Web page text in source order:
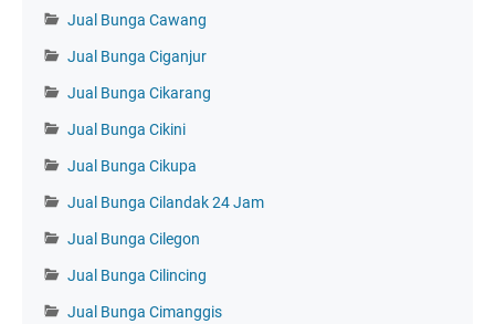
Jual Bunga Cawang
Jual Bunga Ciganjur
Jual Bunga Cikarang
Jual Bunga Cikini
Jual Bunga Cikupa
Jual Bunga Cilandak 24 Jam
Jual Bunga Cilegon
Jual Bunga Cilincing
Jual Bunga Cimanggis